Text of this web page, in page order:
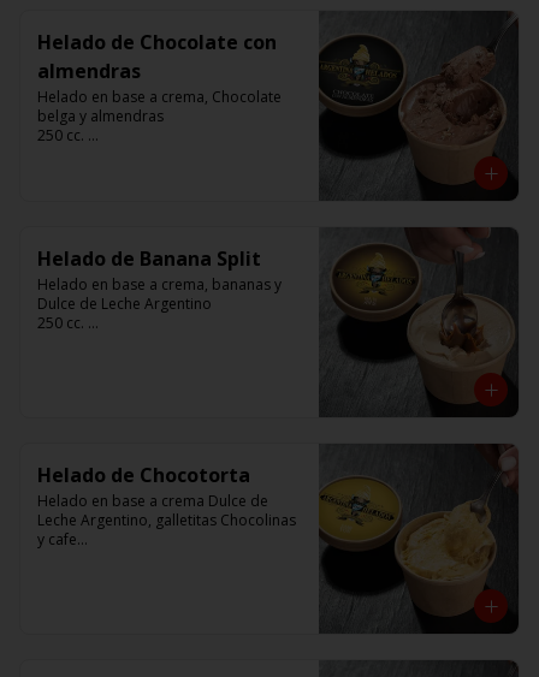
Helado de Chocolate con
almendras
Helado en base a crema, Chocolate
belga y almendras
250 cc.
Helado de Banana Split
Helado en base a crema, bananas y
Dulce de Leche Argentino
250 cc.
Helado de Chocotorta
Helado en base a crema Dulce de
Leche Argentino, galletitas Chocolinas
y cafe